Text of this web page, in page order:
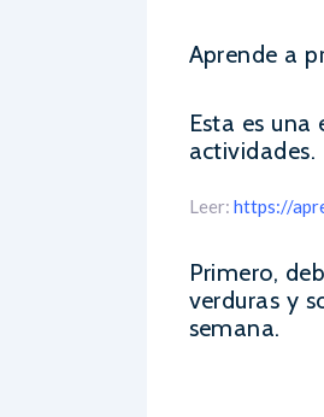
Aprende a
Esta es
actividades.
Leer: https://
Primero,
verduras y
semana.